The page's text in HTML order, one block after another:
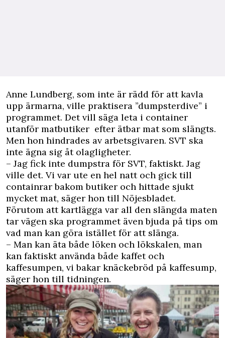
Anne Lundberg, som inte är rädd för att kavla
upp ärmarna, ville praktisera ”dumpsterdive” i
programmet. Det vill säga leta i container
utanför matbutiker efter ätbar mat som slängts.
Men hon hindrades av arbetsgivaren. SVT ska
inte ägna sig åt olagligheter.
– Jag fick inte dumpstra för SVT, faktiskt. Jag
ville det. Vi var ute en hel natt och gick till
containrar bakom butiker och hittade sjukt
mycket mat, säger hon till Nöjesbladet.
Förutom att kartlägga var all den slängda maten
tar vägen ska programmet även bjuda på tips om
vad man kan göra istället för att slänga.
– Man kan äta både löken och lökskalen, man
kan faktiskt använda både kaffet och
kaffesumpen, vi bakar knäckebröd på kaffesump,
säger hon till tidningen.